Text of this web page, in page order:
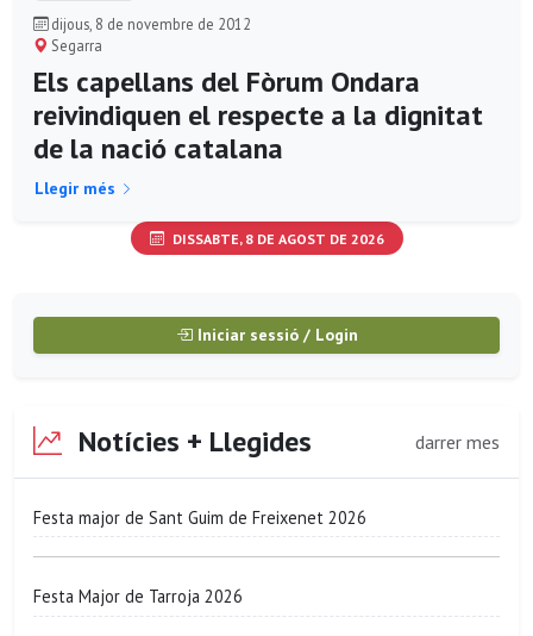
dijous, 8 de novembre de 2012
Segarra
Els capellans del Fòrum Ondara
reivindiquen el respecte a la dignitat
de la nació catalana
Llegir més
DISSABTE, 8 DE AGOST DE 2026
Iniciar sessió / Login
Notícies + Llegides darrer mes
Festa major de Sant Guim de Freixenet 2026
Festa Major de Tarroja 2026